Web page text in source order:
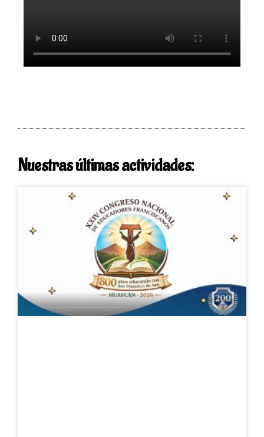
Nuestras últimas actividades: